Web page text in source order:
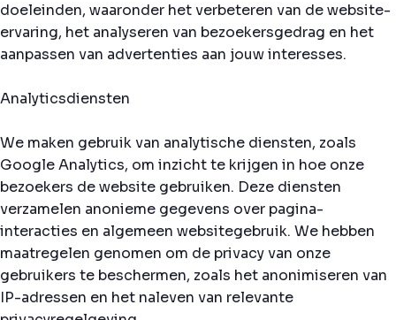
doeleinden, waaronder het verbeteren van de website-
ervaring, het analyseren van bezoekersgedrag en het
aanpassen van advertenties aan jouw interesses.
Analyticsdiensten
We maken gebruik van analytische diensten, zoals
Google Analytics, om inzicht te krijgen in hoe onze
bezoekers de website gebruiken. Deze diensten
verzamelen anonieme gegevens over pagina-
interacties en algemeen websitegebruik. We hebben
maatregelen genomen om de privacy van onze
gebruikers te beschermen, zoals het anonimiseren van
IP-adressen en het naleven van relevante